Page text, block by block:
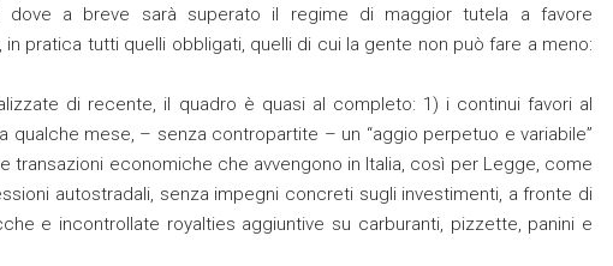
a breve sarà superato il regime di maggior tutela a favore
pratica tutti quelli obbligati, quelli di cui la gente non può fare a meno:
di recente, il quadro è quasi al completo: 1) i continui favori al
mese, – senza contropartite – un “aggio perpetuo e variabile”
transazioni economiche che avvengono in Italia, così per Legge, come
autostradali, senza impegni concreti sugli investimenti, a fronte di
e incontrollate royalties aggiuntive su carburanti, pizzette, panini e